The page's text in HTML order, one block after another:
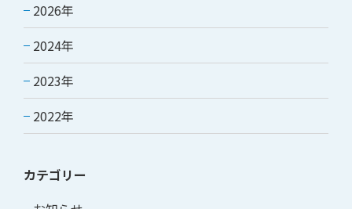
2026年
2024年
2023年
2022年
カテゴリー